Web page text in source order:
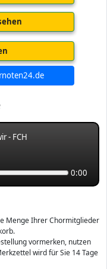
- FCH
0:00
Menge Ihrer Chormitglieder
vormerken, nutzen
wird für Sie 14 Tage